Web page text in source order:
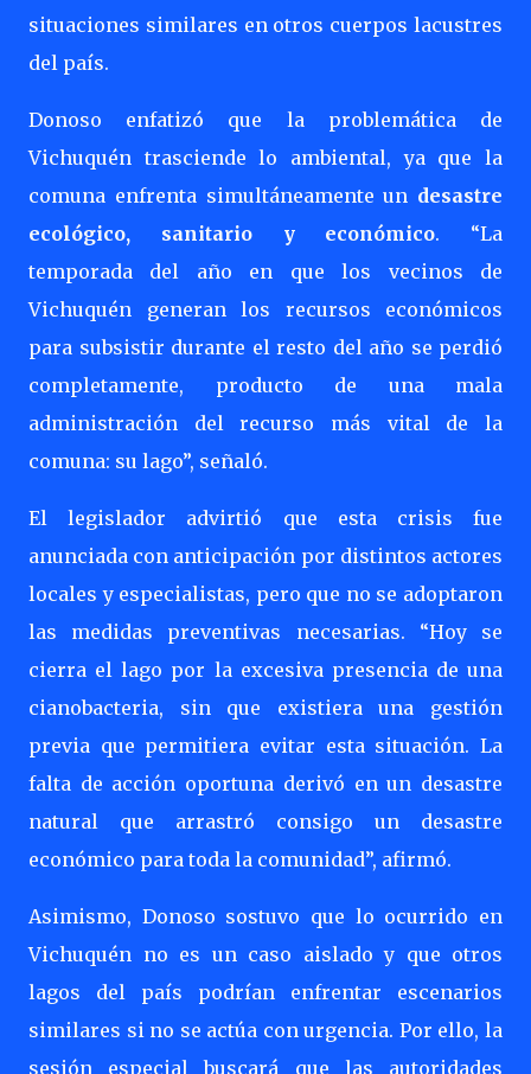
situaciones similares en otros cuerpos lacustres
del país.
Donoso enfatizó que la problemática de
Vichuquén trasciende lo ambiental, ya que la
comuna enfrenta simultáneamente un desastre
ecológico, sanitario y económico. “La
temporada del año en que los vecinos de
Vichuquén generan los recursos económicos
para subsistir durante el resto del año se perdió
completamente, producto de una mala
administración del recurso más vital de la
comuna: su lago”, señaló.
El legislador advirtió que esta crisis fue
anunciada con anticipación por distintos actores
locales y especialistas, pero que no se adoptaron
las medidas preventivas necesarias. “Hoy se
cierra el lago por la excesiva presencia de una
cianobacteria, sin que existiera una gestión
previa que permitiera evitar esta situación. La
falta de acción oportuna derivó en un desastre
natural que arrastró consigo un desastre
económico para toda la comunidad”, afirmó.
Asimismo, Donoso sostuvo que lo ocurrido en
Vichuquén no es un caso aislado y que otros
lagos del país podrían enfrentar escenarios
similares si no se actúa con urgencia. Por ello, la
sesión especial buscará que las autoridades